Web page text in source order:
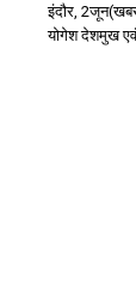
इंदौर,
योगेश देशमुख एवं